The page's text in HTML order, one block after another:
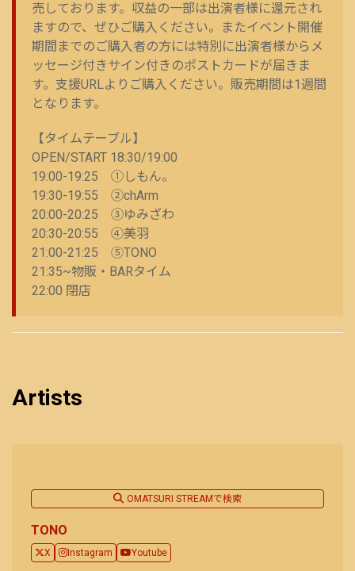
売しております。収益の一部は出演者様に還元され
ますので、ぜひご購入ください。またイベント開催
期間までのご購入者の方には特別に出演者様からメ
ッセージ付きサイン付きのポストカードが届きま
す。支援URLよりご購入ください。販売期間は1週間
となります。
【タイムテーブル】
OPEN/START 18:30/19:00
19:00-19:25 ①しもん。
19:30-19:55 ②chArm
20:00-20:25 ③ゆみざわ
20:30-20:55 ④美羽
21:00-21:25 ⑤TONO
21:35~物販・BARタイム
22:00 閉店
Artists
OMATSURI STREAMで検索
TONO
X Instagram Youtube